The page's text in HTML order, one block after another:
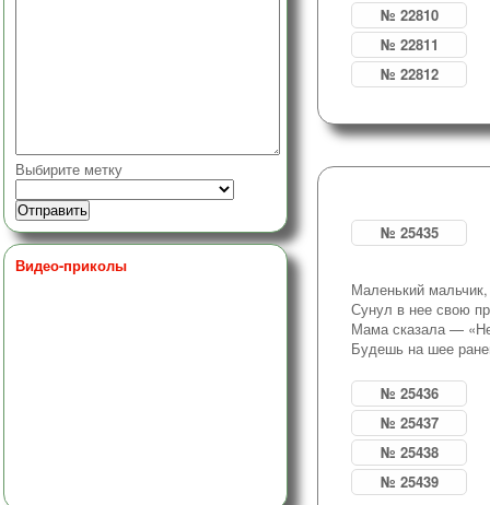
Выбирите метку
Видео-приколы
№ 22810
№ 22811
№ 22812
№ 25435
Маленький
Сунул в нее свою
Мама сказала —
Будешь на шее
№ 25436
№ 25437
№ 25438
№ 25439